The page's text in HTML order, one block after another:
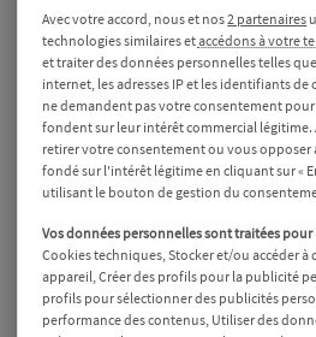
Présentation du
Vitesses de massage variées
Ce dispositif de massage offre
massagedifférentes, allant de
fonction de vos besoins, offrant
massage léger, modéré ou
Fonction de massage chauffant
Avec votre accord, nous et nos2 partenaires
technologies similaires etaccédons à votre
et traiter des données personnelles telles
internet, les adresses IP et les identifiants
ne demandent pas votre consentement
fondent sur leur intérêt commercial
retirer votre consentement ou vous
fondé sur l'intérêt légitime en cliquant sur «
utilisant le bouton de gestion du
Vos données personnelles sont traitées
Cookies techniques, Stocker et/ou accéder
appareil, Créer des profils pour la publicité
profils pour sélectionner des publicités
performance des contenus, Utiliser des